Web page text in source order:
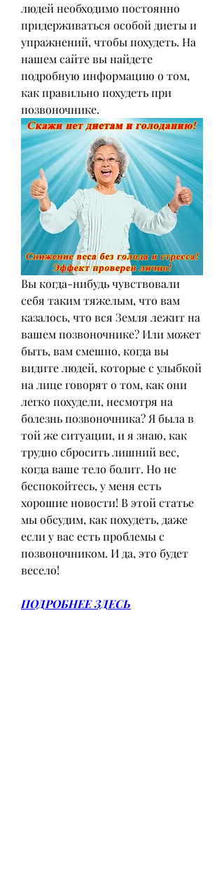
людей необходимо постоянно
придерживаться особой диеты и
упражнений, чтобы похудеть. На
нашем сайте вы найдете
подробную информацию о том,
как правильно похудеть при
позвоночнике.
Вы когда-нибудь чувствовали
себя таким тяжелым, что вам
казалось, что вся Земля лежит на
вашем позвоночнике? Или может
быть, вам смешно, когда вы
видите людей, которые с улыбкой
на лице говорят о том, как они
легко похудели, несмотря на
болезнь позвоночника? Я была в
той же ситуации, и я знаю, как
трудно сбросить лишний вес,
когда ваше тело болит. Но не
беспокойтесь, у меня есть
хорошие новости! В этой статье
мы обсудим, как похудеть, даже
если у вас есть проблемы с
позвоночником. И да, это будет
весело!
ПОДРОБНЕЕ ЗДЕСЬ